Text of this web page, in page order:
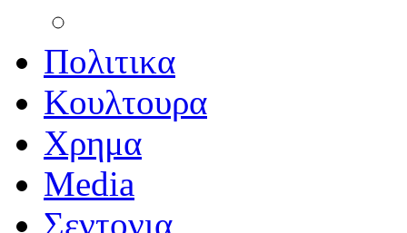
Πολιτικα
Κουλτουρα
Χρημα
Media
Σεντονια